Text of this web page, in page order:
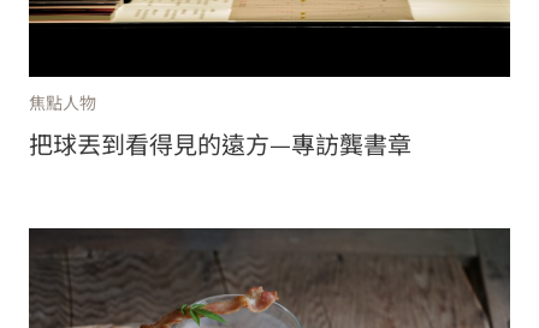
焦點人物
把球丟到看得見的遠方—專訪龔書章